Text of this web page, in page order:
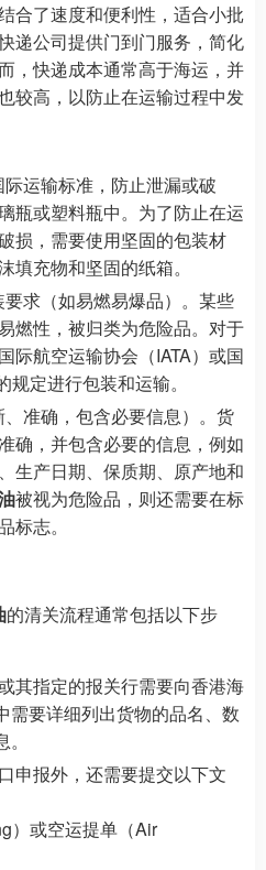
合了速度和便利性，适合小批
递公司提供门到门服务，简化
，快递成本通常高于海运，并
较高，以防止在运输过程中发
运输标准，防止泄漏或破
瓶或塑料瓶中。为了防止在运
损，需要使用坚固的包装材
填充物和坚固的纸箱。
要求（如易燃易爆品）。某些
燃性，被归类为危险品。对于
际航空运输协会（IATA）或国
定进行包装和运输。
准确，包含必要信息）。货
确，并包含必要的信息，例如
生产日期、保质期、原产地和
被视为危险品，则还需要在标
标志。
的清关流程通常包括以下步
其指定的报关行需要向香港海
需要详细列出货物的品名、数
申报外，还需要提交以下文
）或空运提单（Air